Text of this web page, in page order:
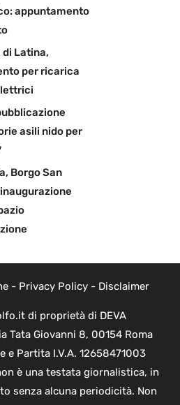
appuntamento
Latina,
per ricarica
asili nido per
Borgo San
- Privacy Policy- Disclaimer
di proprietà di DEVA
Tata Giovanni 8, 00154 Roma
e Partita I.V.A. 12658471003
è una testata giornalistica, in
senza alcuna periodicità. Non